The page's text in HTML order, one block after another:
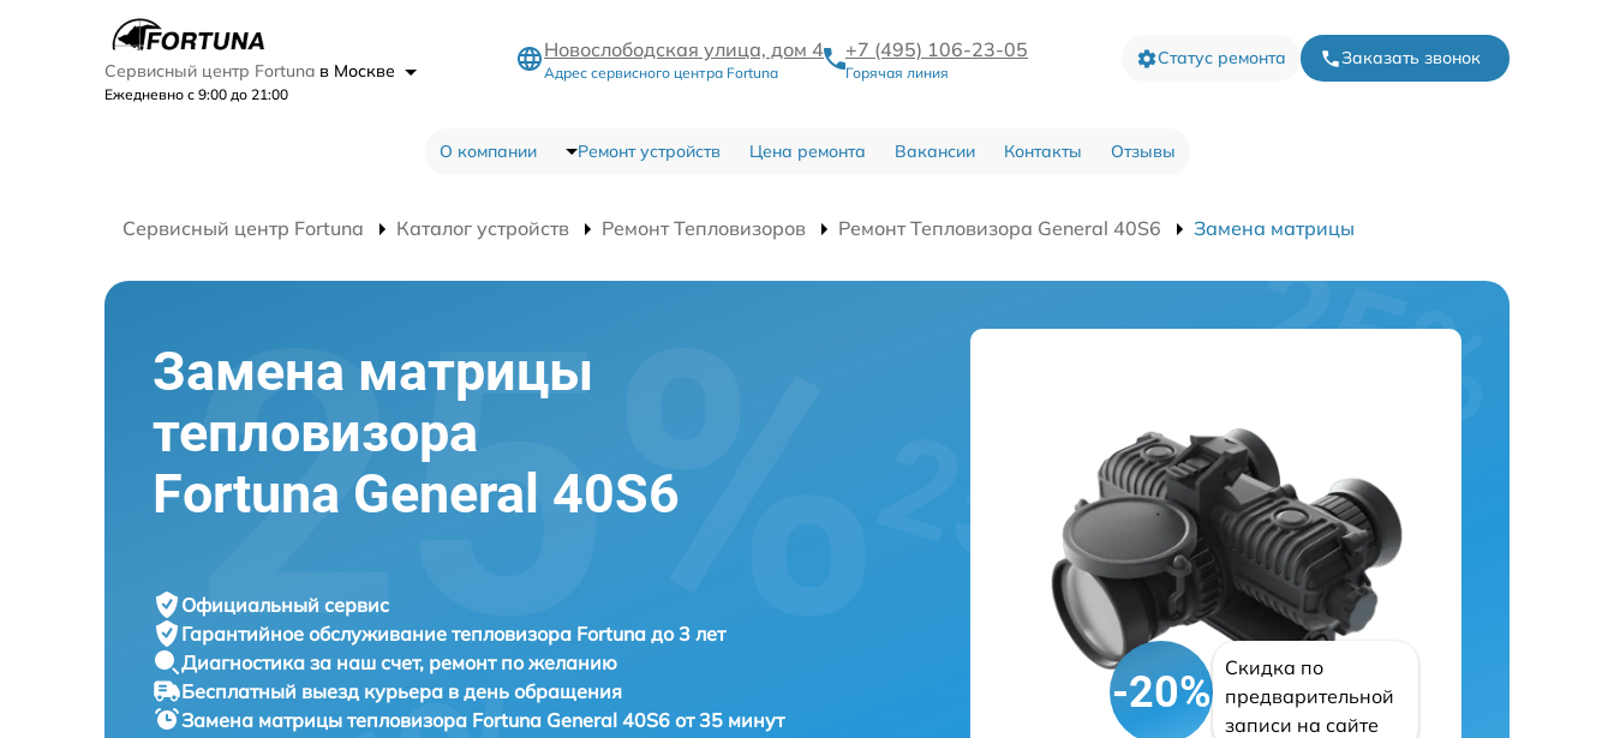
Сервисный центр Fortuna в Москве
Ежедневно с 9:00 до 21:00
Новослободская улица, дом 4
Адрес сервисного центра Fortuna
+7 (495) 106-23-05
Горячая линия
Статус ремонта Заказать звонок
О компании Ремонт устройств Цена ремонта Вакансии Контакты Отзывы
Сервисный центр Fortuna Каталог устройств Ремонт Тепловизоров Ремонт Тепловизора General 40S6 Замена матрицы
Замена матрицы
тепловизора
Fortuna General 40S6
Официальный сервис
Гарантийное обслуживание тепловизора Fortuna до 3 лет
Диагностика за наш счет, ремонт по желанию
Бесплатный выезд курьера в день обращения
Замена матрицы тепловизора Fortuna General 40S6 от 35 минут
-20%
Скидка по
предварительной
записи на сайте